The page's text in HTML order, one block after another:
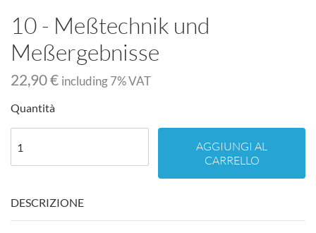
10 - Meßtechnik und
Meßergebnisse
22,90 € including 7% VAT
Quantità
AGGIUNGI AL
CARRELLO
DESCRIZIONE